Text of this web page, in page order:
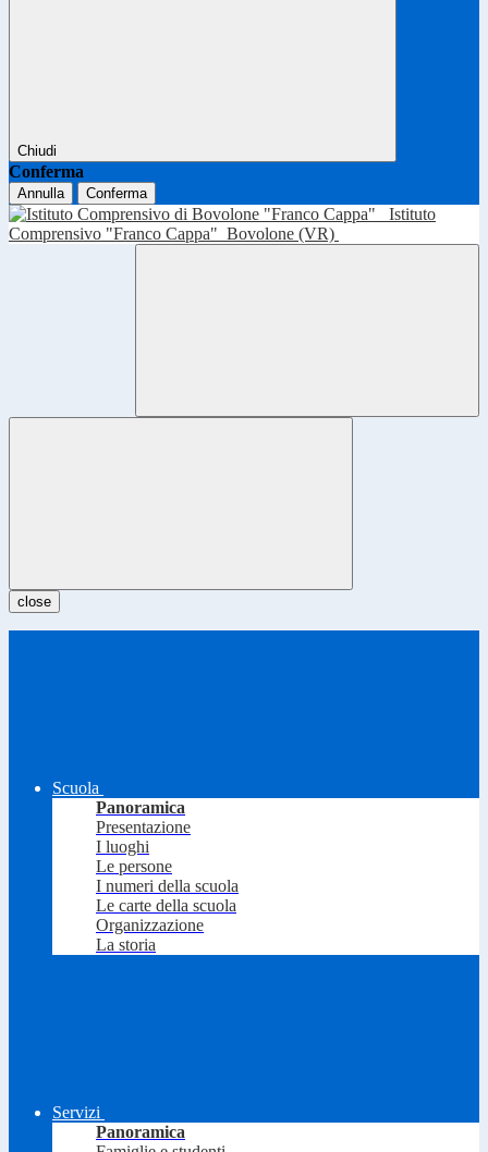
Chiudi
Conferma
Annulla Conferma
Istituto
Comprensivo "Franco Cappa" Bovolone (VR)
close
Scuola
Panoramica
Presentazione
I luoghi
Le persone
I numeri della scuola
Le carte della scuola
Organizzazione
La storia
Servizi
Panoramica